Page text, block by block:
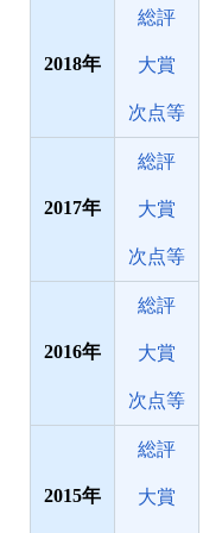
2018
総評
大賞
次点等
2017
総評
大賞
次点等
2016
総評
大賞
次点等
2015
総評
大賞